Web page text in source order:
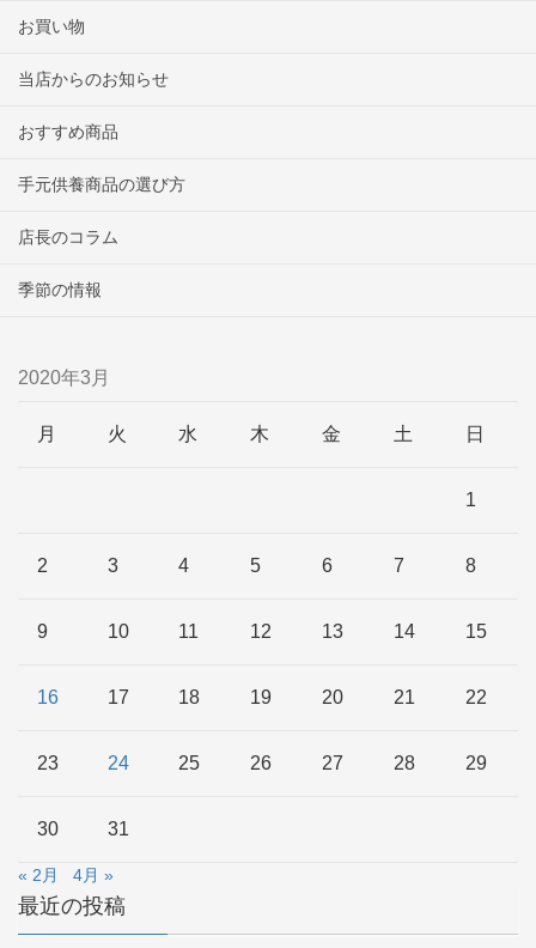
お買い物
当店からのお知らせ
おすすめ商品
手元供養商品の選び方
店長のコラム
季節の情報
2020年3月
月 火 水 木 金 土 日
1
2 3 4 5 6 7 8
9 10 11 12 13 14 15
16 17 18 19 20 21 22
23 24 25 26 27 28 29
30 31
« 2月 4月 »
最近の投稿